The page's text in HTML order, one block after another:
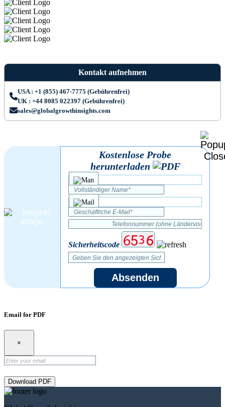
Kontakt aufnehmen
USA : +1 (855) 467-7775 (Gebührenfrei)
UK : +44 8085 022397 (Gebührenfrei)
sales@globalgrowthinsights.com
Kostenlose Probe
herunterladen
Sicherheitscode
Absenden
Email for PDF
×
Download PDF